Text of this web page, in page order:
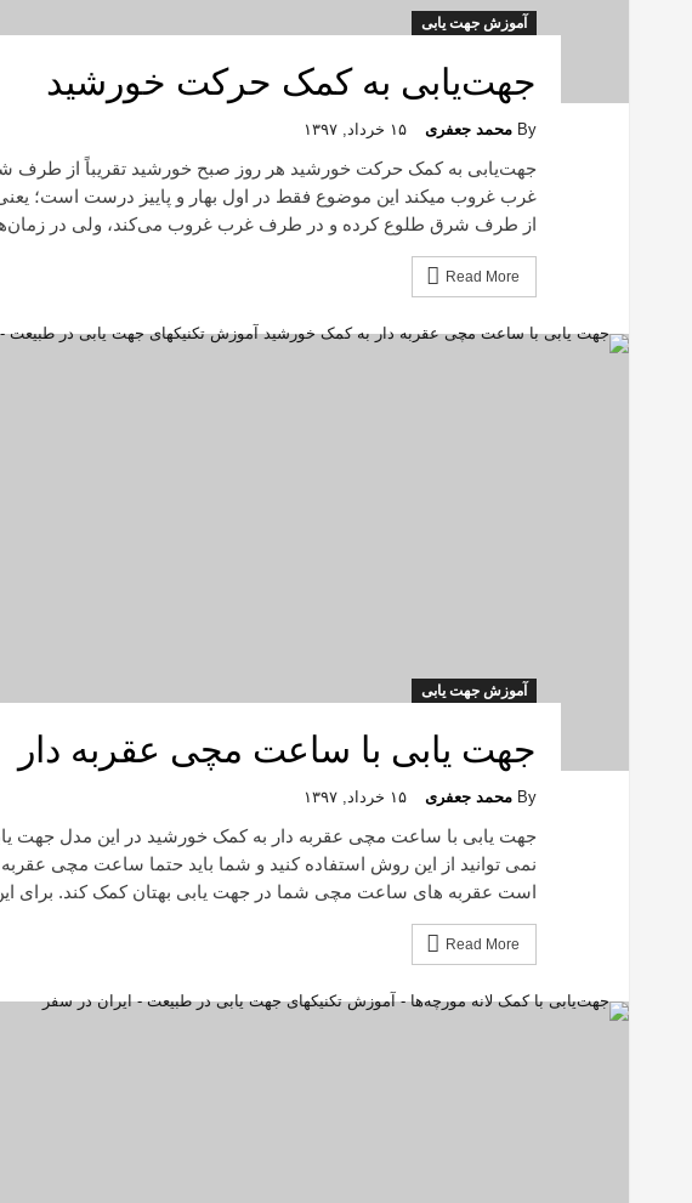
آموزش جهت یابی
جهت‌یابی به کمک حرکت خورشید
By محمد جعفری ۱۵ خرداد, ۱۳۹۷
جهت‌یابی به کمک حرکت خورشید هر روز صبح خورشید تقریباً از
غرب غروب میکند این موضوع فقط در اول بهار و پاییز درست است؛ یعنی‌
از طرف شرق طلوع کرده و در طرف غرب غروب می‌کند، ولی در
Read More
آموزش جهت یابی
جهت یابی با ساعت مچی عقربه دار
By محمد جعفری ۱۵ خرداد, ۱۳۹۷
جهت یابی با ساعت مچی عقربه دار به کمک خورشید در این مدل جهت
نمی توانید از این روش استفاده کنید و شما باید حتما ساعت مچی عقربه
است عقربه های ساعت مچی شما در جهت یابی بهتان کمک کند. برای این
Read More